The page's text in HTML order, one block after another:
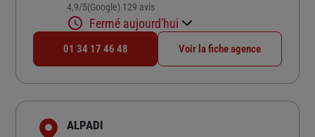
4,9/5Note de 4.9 sur 5
(Google) 129 avis
Fermé aujourd'hui
01 34 17 46 48 Voir la fiche agence
ALPADI